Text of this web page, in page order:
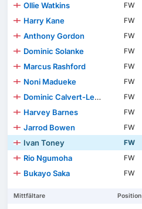
Ollie Watkins FW
Harry Kane
FW
Anthony Gordon
FW
Dominic Solanke
FW
Marcus Rashford
FW
Noni Madueke
FW
Dominic Calvert-Lewin
FW
Harvey Barnes
FW
Jarrod Bowen
FW
Ivan Toney
FW
Rio Ngumoha
FW
Bukayo Saka
FW
Mittfältare Position